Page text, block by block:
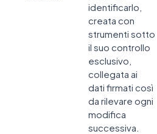
identificarlo,
creata con
strumenti sotto
il suo controllo
esclusivo,
collegata ai
dati firmati così
da rilevare ogni
modifica
successiva.